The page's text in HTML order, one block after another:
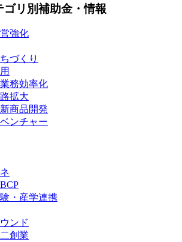
ゴリ別補助金・情報
強化
づくり
務効率化
拡大
商品開発
ンチャー
・産学連携
ンド
創業